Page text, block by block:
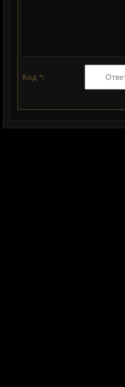
Код *: